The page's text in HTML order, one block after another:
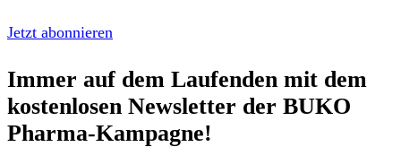
Jetzt abonnieren
Immer auf dem Laufenden mit dem
kostenlosen Newsletter der BUKO
Pharma-Kampagne!